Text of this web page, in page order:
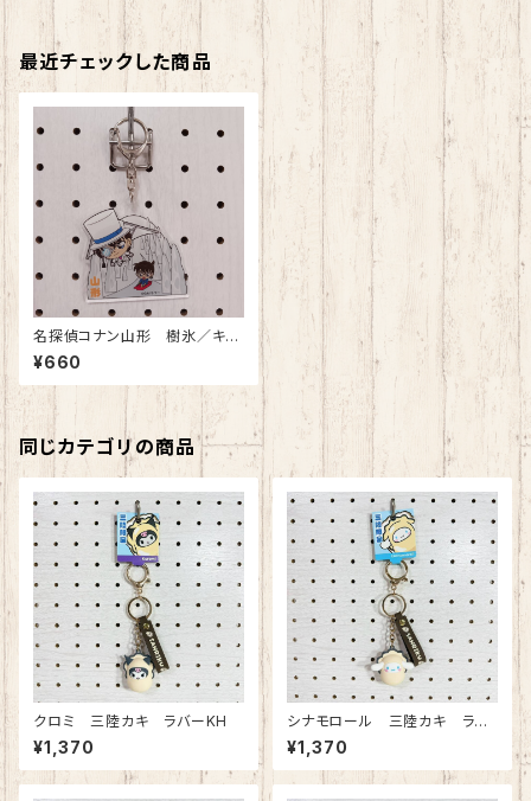
最近チェックした商品
名探偵コナン山形 樹氷／キッ
ド アクリルKH
¥660
同じカテゴリの商品
クロミ 三陸カキ ラバーKH
¥1,370
シナモロール 三陸カキ ラバ
ーKH
¥1,370